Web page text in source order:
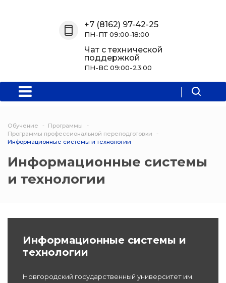
Программы
Мероприятия
Информация
+7 (8162) 97-42-25
ПН-ПТ 09:00-18:00
Чат с технической
поддержкой
ПН-ВС 09:00-23:00
Обучение
Программы
Программы профессиональной переподготовки
Информационные системы и технологии
Информационные системы
и технологии
Информационные системы и
технологии
Новгородский государственный университет им.